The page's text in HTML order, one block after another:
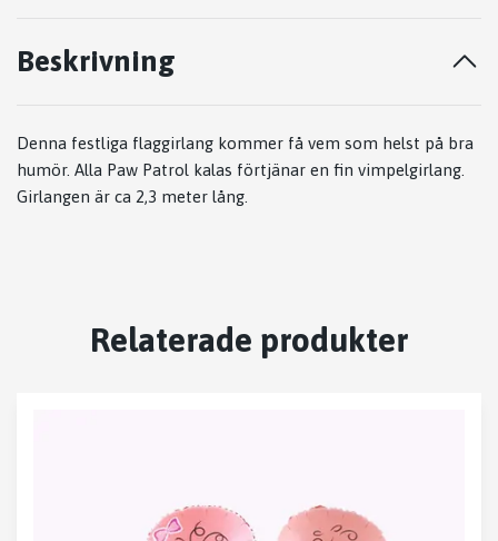
Beskrivning
Denna festliga flaggirlang kommer få vem som helst på bra
humör. Alla Paw Patrol kalas förtjänar en fin vimpelgirlang.
Girlangen är ca 2,3 meter lång.
Relaterade produkter